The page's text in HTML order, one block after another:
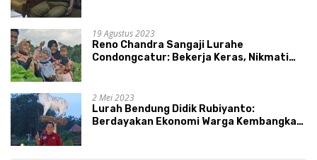
19 Agustus 2023
Reno Chandra Sangaji Lurahe
Condongcatur: Bekerja Keras, Nikmati
2 Mei 2023
Lurah Bendung Didik Rubiyanto:
Berdayakan Ekonomi Warga Kembangkan